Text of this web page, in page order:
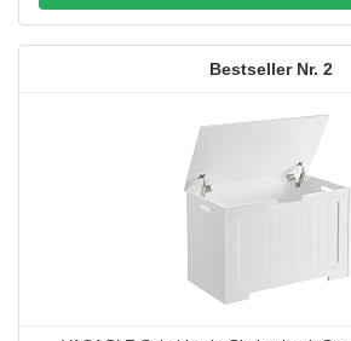
2